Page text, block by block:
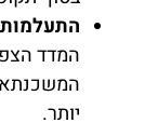
המדד
המשכנתא
יותר.